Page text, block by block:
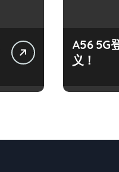
A56 5G
义！